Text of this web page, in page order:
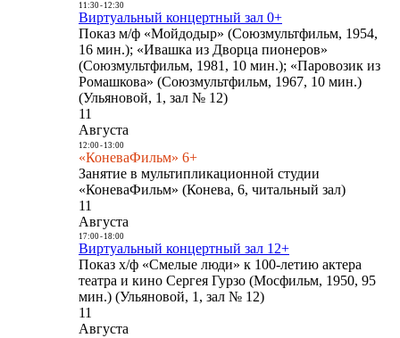
11:30- 12:30
Виртуальный концертный зал 0+
Показ м/ф «Мойдодыр» (Союзмультфильм, 1954,
16 мин.); «Ивашка из Дворца пионеров»
(Союзмультфильм, 1981, 10 мин.); «Паровозик из
Ромашкова» (Союзмультфильм, 1967, 10 мин.)
(Ульяновой, 1, зал № 12)
11
Августа
12:00- 13:00
«КоневаФильм» 6+
Занятие в мультипликационной студии
«КоневаФильм» (Конева, 6, читальный зал)
11
Августа
17:00- 18:00
Виртуальный концертный зал 12+
Показ х/ф «Смелые люди» к 100-летию актера
театра и кино Сергея Гурзо (Мосфильм, 1950, 95
мин.) (Ульяновой, 1, зал № 12)
11
Августа